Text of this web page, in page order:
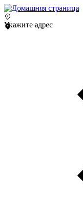
Укажите адрес